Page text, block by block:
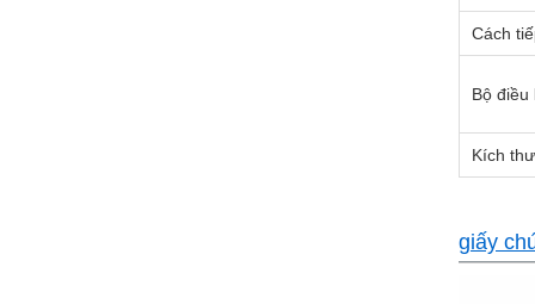
Cách
Bộ điều
Kích
giấy